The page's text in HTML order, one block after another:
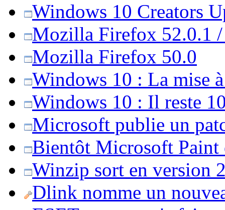
Windows 10 Creators
Mozilla Firefox 52.0.1
Mozilla Firefox 50.0
Windows 10 : La mise
Windows 10 : Il reste
Microsoft publie un
Bientôt Microsoft Paint
Winzip sort en version
Dlink nomme un